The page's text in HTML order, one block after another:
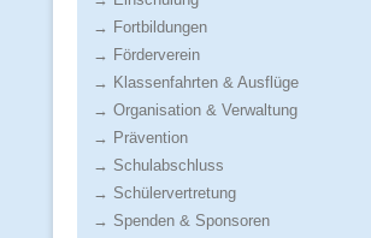
→ Fortbildungen
→ Förderverein
→ Klassenfahrten & Ausflüge
→ Organisation & Verwaltung
→ Prävention
→ Schulabschluss
→ Schülervertretung
→ Spenden & Sponsoren